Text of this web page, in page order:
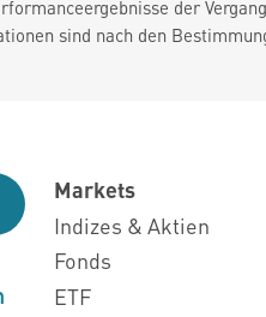
der
sind nach den
Markets
Indizes & Aktien
Fonds
ETF